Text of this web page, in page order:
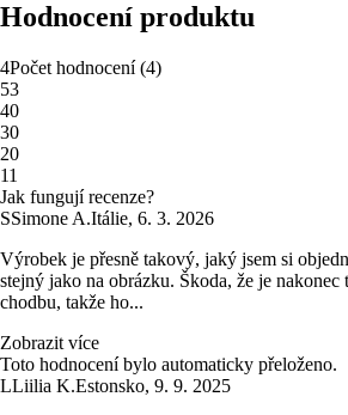
Hodnocení produktu
4Počet hodnocení(4)
53
40
30
20
11
Jak fungují recenze?
SSimone A.Itálie, 6. 3. 2026
Výrobek je přesně takový, jaký jsem si
stejný jako na obrázku. Škoda, že je
chodbu, takže ho...
Zobrazit více
Toto hodnocení bylo automaticky přeloženo.
LLiilia K.Estonsko, 9. 9. 2025